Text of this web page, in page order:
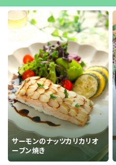
サーモンのナッツカリカリオ
ーブン焼き